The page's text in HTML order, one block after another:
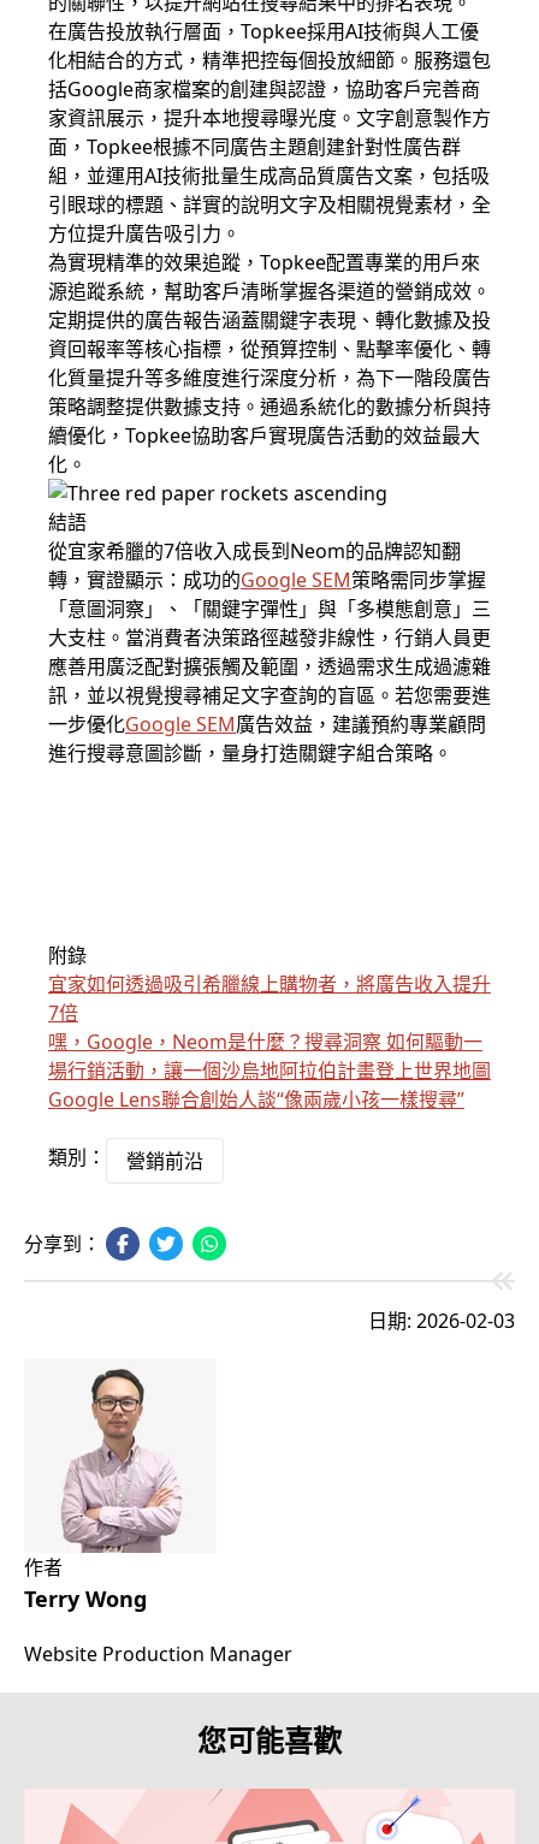
在廣告投放執行層面，Topkee採用AI技術與人工優
化相結合的方式，精準把控每個投放細節。服務還包
括Google商家檔案的創建與認證，協助客戶完善商
家資訊展示，提升本地搜尋曝光度。文字創意製作方
面，Topkee根據不同廣告主題創建針對性廣告群
組，並運用AI技術批量生成高品質廣告文案，包括吸
引眼球的標題、詳實的說明文字及相關視覺素材，全
方位提升廣告吸引力。
為實現精準的效果追蹤，Topkee配置專業的用戶來
源追蹤系統，幫助客戶清晰掌握各渠道的營銷成效。
定期提供的廣告報告涵蓋關鍵字表現、轉化數據及投
資回報率等核心指標，從預算控制、點擊率優化、轉
化質量提升等多維度進行深度分析，為下一階段廣告
策略調整提供數據支持。通過系統化的數據分析與持
續優化，Topkee協助客戶實現廣告活動的效益最大
化。
結語
從宜家希臘的7倍收入成長到Neom的品牌認知翻
轉，實證顯示：成功的Google SEM策略需同步掌握
「意圖洞察」、「關鍵字彈性」與「多模態創意」三
大支柱。當消費者決策路徑越發非線性，行銷人員更
應善用廣泛配對擴張觸及範圍，透過需求生成過濾雜
訊，並以視覺搜尋補足文字查詢的盲區。若您需要進
一步優化Google SEM廣告效益，建議預約專業顧問
進行搜尋意圖診斷，量身打造關鍵字組合策略。
附錄
宜家如何透過吸引希臘線上購物者，將廣告收入提升
7倍
嘿，Google，Neom是什麼？搜尋洞察 如何驅動一
場行銷活動，讓一個沙烏地阿拉伯計畫登上世界地圖
Google Lens聯合創始人談“像兩歲小孩一樣搜尋”
類別： 營銷前沿
分享到：
日期: 2026-02-03
作者
Terry Wong
Website Production Manager
您可能喜歡